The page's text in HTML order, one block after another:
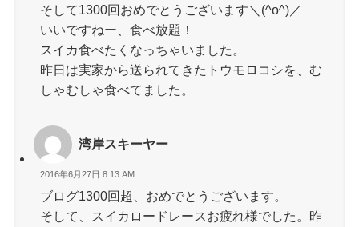
そして1300回おめでとうございます＼(^o^)／
いいですねー、食べ放題！
スイカ食べたくなっちゃいました。
昨日は実家から送られてきたトウモロコシを、む
しゃむしゃ食べてました。
湾岸スキーヤー
2016年6月27日 8:13 AM
ブログ1300回超、おめでとうございます。
そして、スイカロードレースお疲れ様でした。昨